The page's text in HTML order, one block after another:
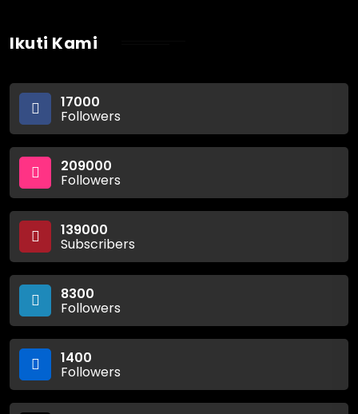
Ikuti Kami
17000
Followers
209000
Followers
139000
Subscribers
8300
Followers
1400
Followers